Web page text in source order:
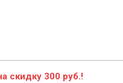
скидку 300 руб.!